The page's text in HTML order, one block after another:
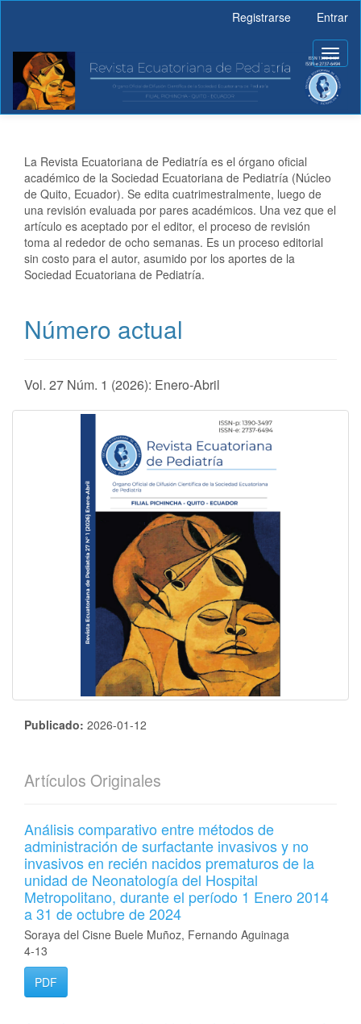
principal
Barra
lateral
Registrarse Entrar
La Revista Ecuatoriana de Pediatría es el órgano oficial
académico de la Sociedad Ecuatoriana de Pediatría (Núcleo
de Quito, Ecuador). Se edita cuatrimestralmente, luego de
una revisión evaluada por pares académicos. Una vez que el
artículo es aceptado por el editor, el proceso de revisión
toma al rededor de ocho semanas. Es un proceso editorial
sin costo para el autor, asumido por los aportes de la
Sociedad Ecuatoriana de Pediatría.
Número actual
Vol. 27 Núm. 1 (2026): Enero-Abril
Publicado: 2026-01-12
Artículos Originales
Análisis comparativo entre métodos de
administración de surfactante invasivos y no
invasivos en recién nacidos prematuros de la
unidad de Neonatología del Hospital
Metropolitano, durante el período 1 Enero 2014
a 31 de octubre de 2024
Soraya del Cisne Buele Muñoz, Fernando Aguinaga
4-13
PDF